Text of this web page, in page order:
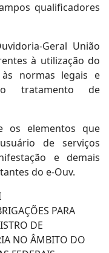
qualificadores
Geral União
à utilização do
às normas legais e
tratamento de
os elementos que
de serviços
e demais
do e-Ouv.
PARA
DE
NO ÂMBITO DO